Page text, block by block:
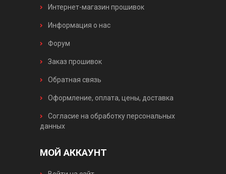
Интернет-магазин прошивок
Информация о нас
Форум
Заказ прошивок
Обратная связь
Оформление, оплата, цены, доставка
Согласие на обработку персональных
данных
МОЙ АККАУНТ